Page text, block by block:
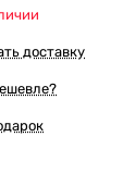
доставку